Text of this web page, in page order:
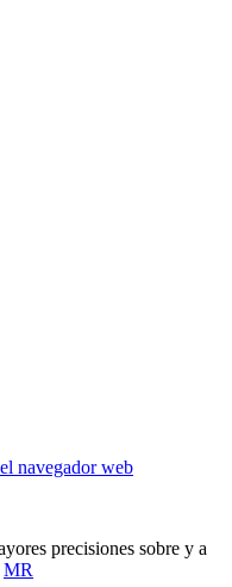
navegador web
precisiones sobre y a
MR